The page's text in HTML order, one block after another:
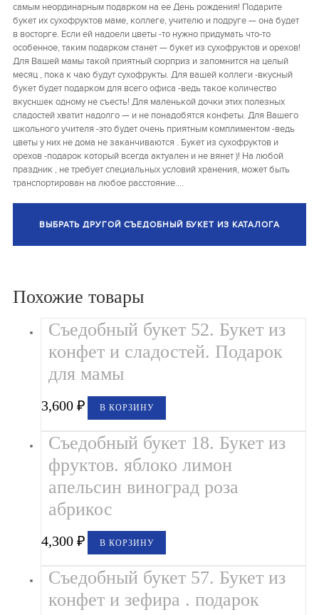
самым неординарным подарком на ее День рождения! Подарите
букет их сухофруктов маме, коллеге, учителю и подруге — она будет
в восторге. Если ей надоели цветы -то нужно придумать что-то
особенное, таким подарком станет — букет из сухофруктов и орехов!
Для Вашей мамы такой приятный сюрприз и запомнится на целый
месяц , пока к чаю будут сухофрукты. Для вашей коллеги -вкусный
букет будет подарком для всего офиса -ведь такое количество
вкусншек одному не съесть! Для маленькой дочки этих полезных
сладостей хватит надолго — и не понадобятся конфеты. Для Вашего
школьного учителя -это будет очень приятным комплиментом -ведь
цветы у них не дома не заканчиваются . Букет из сухофруктов и
орехов -подарок который всегда актуален и не вянет )! На любой
праздник , не требует специальных условий хранения, может быть
транспортирован на любое расстояние….
ВЫБРАТЬ ДРУГОЙ СЪЕДОБНЫЙ БУКЕТ ИЗ КАТАЛОГА
Похожие товары
Съедобный букет 52. Букет из
конфет и сладостей. Подарок
для мамы
3,600₽ В КОРЗИНУ
Съедобный букет 18. Букет из
фруктов. яблоко лимон
апельсин виноград роза
абрикос
4,300₽ В КОРЗИНУ
Съедобный букет 57. Букет из
конфет и зефира . подарок